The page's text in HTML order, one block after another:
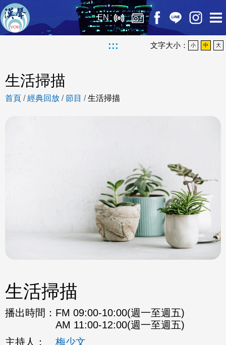
EN
::: 文字大小： 小 中 大
生活掃描
首頁 /經典回放 /節目 /生活掃描
生活掃描
播出時間： FM 09:00-10:00(週一至週五)
AM 11:00-12:00(週一至週五)
主持人：
梅少文